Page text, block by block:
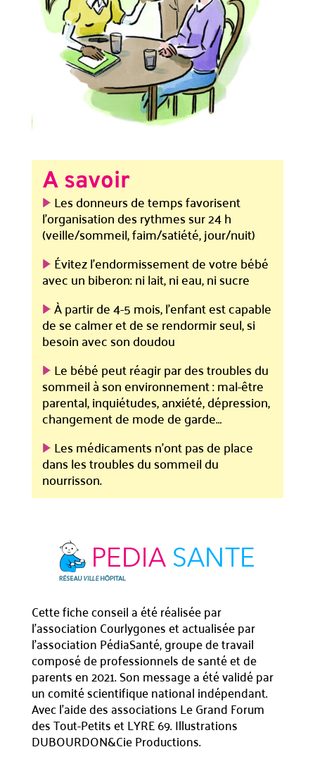
A savoir
Les donneurs de temps favorisent
l’organisation des rythmes sur 24 h
(veille/sommeil, faim/satiété, jour/nuit)
Évitez l’endormissement de votre bébé
avec un biberon: ni lait, ni eau, ni sucre
À partir de 4-5 mois, l’enfant est capable
de se calmer et de se rendormir seul, si
besoin avec son doudou
Le bébé peut réagir par des troubles du
sommeil à son environnement : mal-être
parental, inquiétudes, anxiété, dépression,
changement de mode de garde…
Les médicaments n’ont pas de place
dans les troubles du sommeil du
nourrisson.
Cette fiche conseil a été réalisée par
l’association Courlygones et actualisée par
l’association PédiaSanté, groupe de travail
composé de professionnels de santé et de
parents en 2021. Son message a été validé par
un comité scientifique national indépendant.
Avec l’aide des associations Le Grand Forum
des Tout-Petits et LYRE 69. Illustrations
DUBOURDON&Cie Productions.